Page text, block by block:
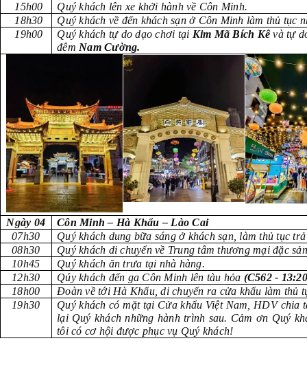
15h00
Quý khách lên xe khởi hành về Côn Minh.
18h30
Quý khách về đến khách sạn ở Côn Minh làm thủ tục
19h00
Quý khách tự do dạo chơi tại Kim Mã Bích Kê và tự
đêm Nam Cường.
Ngày 04
Côn Minh – Hà Khẩu – Lào
07h30
Quý khách dung bữa sáng ở khách sạn, làm thủ tục
08h30
Quý khách di chuyển về Trung tâm thương mại đặc
10h45
Quý khách ăn trưa tại nhà hàng.
12h30
Qúy khách đến ga Côn Minh lên tàu hỏa (C562 -
18h00
Đoàn về tới Hà Khẩu, di chuyển ra cửa khẩu làm thủ
19h30
Quý khách có mặt tại Cửa khẩu Việt Nam, HDV chia
lại Quý khách những hành trình sau. Cảm ơn Quý
tôi có cơ hội được phục vụ Quý khách!